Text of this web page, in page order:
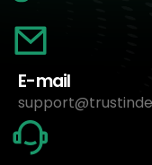
E-mail